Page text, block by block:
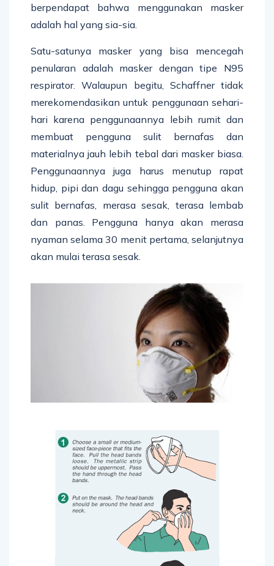
berpendapat bahwa menggunakan masker
adalah hal yang sia-sia.
Satu-satunya masker yang bisa mencegah
penularan adalah masker dengan tipe N95
respirator. Walaupun begitu, Schaffner tidak
merekomendasikan untuk penggunaan sehari-
hari karena penggunaannya lebih rumit dan
membuat pengguna sulit bernafas dan
materialnya jauh lebih tebal dari masker biasa.
Penggunaannya juga harus menutup rapat
hidup, pipi dan dagu sehingga pengguna akan
sulit bernafas, merasa sesak, terasa lembab
dan panas. Pengguna hanya akan merasa
nyaman selama 30 menit pertama, selanjutnya
akan mulai terasa sesak.